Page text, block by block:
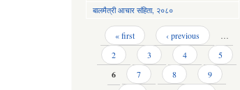
बालमैत्री आचार संहिता, २०८०
Pages « first ‹ previous
…
2
3 4 5
6 7 8
9